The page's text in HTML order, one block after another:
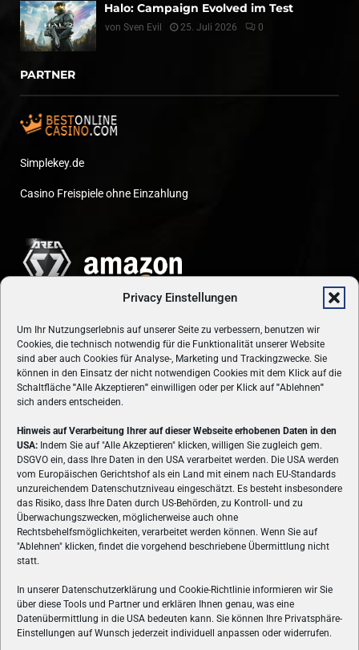
Privacy Einstellungen
Um Ihr Nutzungserlebnis auf unserer Seite zu verbessern, benutzen wir
Cookies, die technisch notwendig für die Funktionalität unserer Website
sind aber auch Cookies für Analyse-, Marketing und Trackingzwecke. Sie
können in den Einsatz der nicht notwendigen Cookies mit dem Klick auf die
Schaltfläche "Alle Akzeptieren" einwilligen oder per Klick auf"Ablehnen"
sich anders entscheiden.
Hinweis auf Verarbeitung Ihrer auf dieser Webseite erhobenen Daten in den
USA: Indem Sie auf "Alle Akzeptieren" klicken, willigen Sie zugleich gem.
DSGVO ein, dass Ihre Daten in den USA verarbeitet werden. Die USA werden
vom Europäischen Gerichtshof als ein Land mit einem nach EU-Standards
unzureichendem Datenschutzniveau eingeschätzt. Es besteht insbesondere
das Risiko, dass Ihre Daten durch US-Behörden, zu Kontroll- und zu
Überwachungszwecken, möglicherweise auch ohne
Rechtsbehelfsmöglichkeiten, verarbeitet werden können. Wenn Sie auf
"Ablehnen" klicken, findet die vorgehend beschriebene Übermittlung nicht
statt.
In unserer Datenschutzerklärung und Cookie-Richtlinie informieren wir Sie
über diese Tools und Partner und erklären Ihnen genau, was eine
Datenübermittlung in die USA bedeuten kann. Sie können Ihre Privatsphäre-
Einstellungen auf Wunsch jederzeit individuell anpassen oder widerrufen.
Halo: Campaign Evolved im Test
von Sven Evil 25. Juli 2026 0
PARTNER
Simplekey.de
Casino Freispiele ohne Einzahlung
ÜBER UNS
VON GAMERN, FÜR GAMER! Gamers.at ist das älteste Online-
Spielemagazin Österreichs und bringt täglich aktuelle News,
Reviews und Videos zu PC- und Konsolenspielen, Gaming-
Hardware und aus der Welt des e-Sport's.
FOLGE UNS